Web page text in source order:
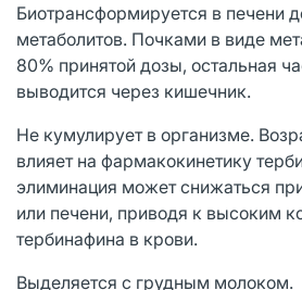
Биотрансформируется в печени
метаболитов. Почками в виде
80% принятой дозы, остальная
выводится через кишечник.
Не кумулирует в организме.
влияет на фармакокинетику
элиминация может снижаться
или печени, приводя к высоким
тербинафина в крови.
Выделяется с грудным молоком.